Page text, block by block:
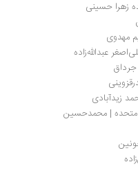
نگاهی به شاه، انقلاب اسلامی و ایالات متحده | محمدحسین